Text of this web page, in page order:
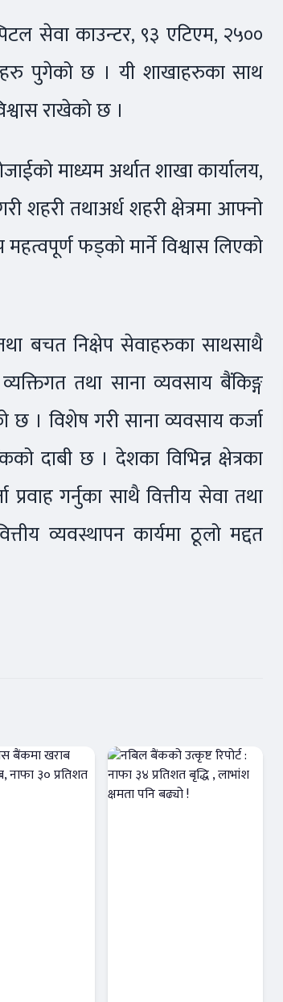
सेवा काउन्टर, ९३ एटिएम, २५००
पुगेको छ । यी शाखाहरुका साथ
राखेको छ ।
माध्यम अर्थात शाखा कार्यालय,
शहरी तथाअर्ध शहरी क्षेत्रमा आफ्नो
फड्को मार्ने विश्वास लिएको
बचत निक्षेप सेवाहरुका साथसाथै
तथा साना व्यवसाय बैंकिङ्ग
छ । विशेष गरी साना व्यवसाय कर्जा
दाबी छ । देशका विभिन्न क्षेत्रका
गर्नुका साथै वित्तीय सेवा तथा
व्यवस्थापन कार्यमा ठूलो मद्दत